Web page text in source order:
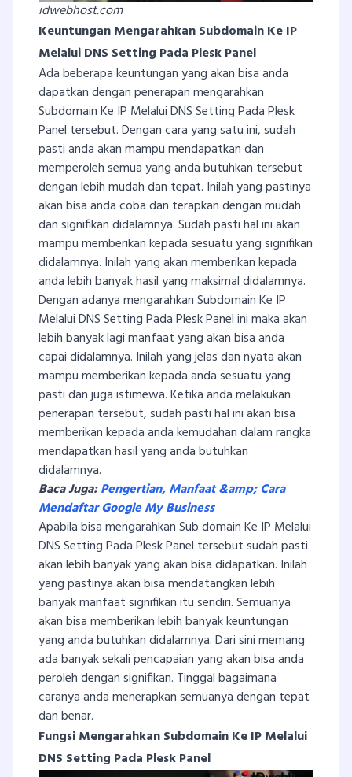
idwebhost.com
Keuntungan Mengarahkan Subdomain Ke IP
Melalui DNS Setting Pada Plesk Panel
Ada beberapa keuntungan yang akan bisa anda
dapatkan dengan penerapan mengarahkan
Subdomain Ke IP Melalui DNS Setting Pada Plesk
Panel tersebut. Dengan cara yang satu ini, sudah
pasti anda akan mampu mendapatkan dan
memperoleh semua yang anda butuhkan tersebut
dengan lebih mudah dan tepat. Inilah yang pastinya
akan bisa anda coba dan terapkan dengan mudah
dan signifikan didalamnya. Sudah pasti hal ini akan
mampu memberikan kepada sesuatu yang signifikan
didalamnya. Inilah yang akan memberikan kepada
anda lebih banyak hasil yang maksimal didalamnya.
Dengan adanya mengarahkan Subdomain Ke IP
Melalui DNS Setting Pada Plesk Panel ini maka akan
lebih banyak lagi manfaat yang akan bisa anda
capai didalamnya. Inilah yang jelas dan nyata akan
mampu memberikan kepada anda sesuatu yang
pasti dan juga istimewa. Ketika anda melakukan
penerapan tersebut, sudah pasti hal ini akan bisa
memberikan kepada anda kemudahan dalam rangka
mendapatkan hasil yang anda butuhkan
didalamnya.
Baca Juga:Pengertian, Manfaat &amp; Cara
Mendaftar Google My Business
Apabila bisa mengarahkan Sub domain Ke IP Melalui
DNS Setting Pada Plesk Panel tersebut sudah pasti
akan lebih banyak yang akan bisa didapatkan. Inilah
yang pastinya akan bisa mendatangkan lebih
banyak manfaat signifikan itu sendiri. Semuanya
akan bisa memberikan lebih banyak keuntungan
yang anda butuhkan didalamnya. Dari sini memang
ada banyak sekali pencapaian yang akan bisa anda
peroleh dengan signifikan. Tinggal bagaimana
caranya anda menerapkan semuanya dengan tepat
dan benar.
Fungsi Mengarahkan Subdomain Ke IP Melalui
DNS Setting Pada Plesk Panel